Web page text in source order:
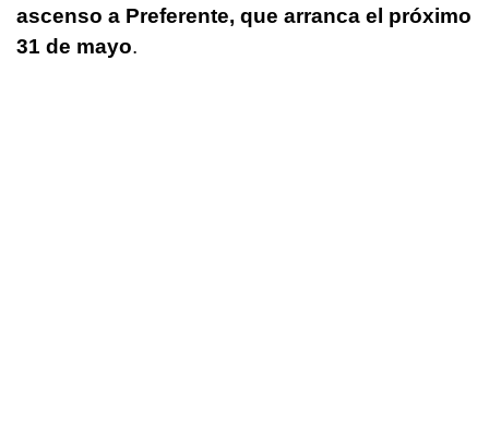
ascenso a Preferente, que arranca el próximo
31 de mayo.